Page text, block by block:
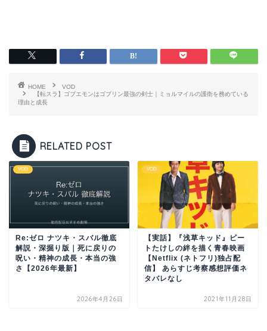
HOME
VOD
【転スラ】ゴブエモンはゴブリン最強の剣士｜ミョルマイルの護衛を務めている
理由と成長
RELATED POST
VOD
Re:ゼロ ナツキ・スバル徹底
解説・深掘り版｜死に戻りの
呪い・精神の成長・本当の強
さ【2026年最新】
2026年4月26日
VOD
【実話】『浅草キッド』ビー
トたけしの絆を描く青春映画
【Netflix (ネトフリ)独占配
信】 あらすじ考察感想評価ネ
タバレなし
2021年11月28日